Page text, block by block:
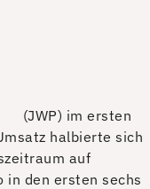
(JWP) im ersten
halbierte sich
auf
in den ersten sechs